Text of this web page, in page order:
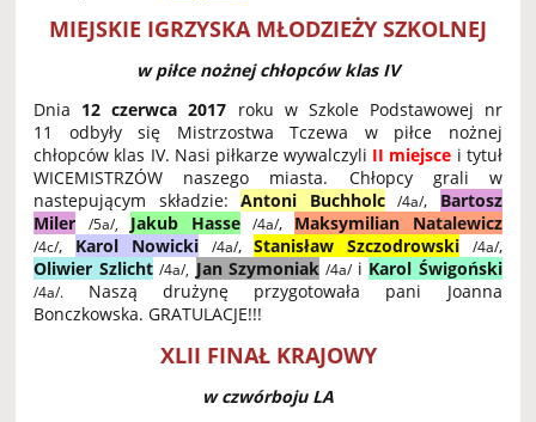
MIEJSKIE IGRZYSKA MŁODZIEŻY SZKOLNEJ
w piłce nożnej chłopców klas IV
Dnia 12 czerwca 2017 roku w Szkole Podstawowej nr
11 odbyły się Mistrzostwa Tczewa w piłce nożnej
chłopców klas IV. Nasi piłkarze wywalczyli II miejsce i tytuł
WICEMISTRZÓW naszego miasta. Chłopcy grali w
nastepującym składzie:Antoni Buchholc /4a/, Bartosz
Miler
/5a/, Jakub Hasse /4a/, Maksymilian Natalewicz
/4c/, Karol Nowicki /4a/,Stanisław Szczodrowski /4a/,
Oliwier Szlicht /4a/, Jan Szymoniak /4a/ i Karol Świgoński
/4a/. Naszą drużynę przygotowała pani Joanna
Bonczkowska. GRATULACJE!!!
XLII FINAŁ KRAJOWY
w czwórboju LA